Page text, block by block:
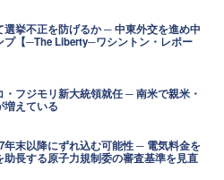
選挙不正を防げるか ─ 中東外交を進め中
プ【─The Liberty─ワシントン・レポー
フジモリ新大統領就任 ─ 南米で親米・
増えている
年末以降にずれ込む可能性 ─ 電気料金を
長する原子力規制委の審査基準を見直